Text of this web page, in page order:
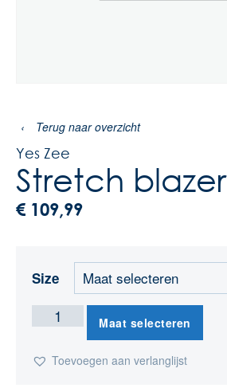
‹ Terug naar overzicht
Yes Zee
Stretch blazer
€ 109,99
Size
Maat selecteren
Toevoegen aan verlanglijst